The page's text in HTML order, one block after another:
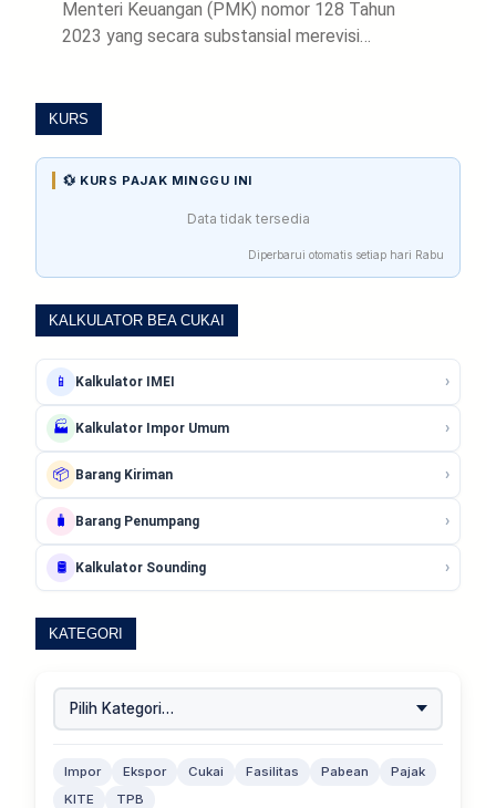
Menteri Keuangan (PMK) nomor 128 Tahun
2023 yang secara substansial merevisi…
KURS
💱 KURS PAJAK MINGGU INI
Data tidak tersedia
Diperbarui otomatis setiap hari Rabu
KALKULATOR BEA CUKAI
📱 Kalkulator IMEI ›
🏭 Kalkulator Impor Umum ›
📦 Barang Kiriman ›
🧳 Barang Penumpang ›
🛢️ Kalkulator Sounding ›
KATEGORI
Impor Ekspor Cukai Fasilitas Pabean
Pajak
KITE
TPB